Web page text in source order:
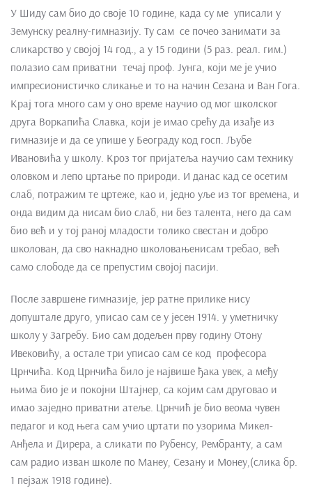
У Шиду сам био до своје 10 године, када су ме уписали у
Земунску реалну-гимназију. Ту сам се почео занимати за
сликарство у својој 14 год., а у 15 години (5 раз. реал. гим.)
полазио сам приватни течај проф. Јунга, који ме је учио
импресионистичко сликање и то на начин Сезана и Ван Гога.
Крај тога много сам у оно време научио од мог школског
друга Воркапића Славка, који је имао срећу да изађе из
гимназије и да се упише у Београду код госп. Љубе
Ивановића у школу. Кроз тог пријатеља научио сам технику
оловком и лепо цртање по природи. И данас кад се осетим
слаб, потражим те цртеже, као и, једно уље из тог времена, и
онда видим да нисам био слаб, ни без талента, него да сам
био већ и у тој раној младости толико свестан и добро
школован, да сво накнадно школовањенисам требао, већ
само слободе да се препустим својој пасији.
После завршене гимназије, јер ратне прилике нису
допуштале друго, уписао сам се у јесен 1914. у уметничку
школу у Загребу. Био сам додељен прву годину Отону
Ивековићу, а остале три уписао сам се код професора
Црнчића. Код Црнчића било је највише ђака увек, а међу
њима био је и покојни Штајнер, са којим сам друговао и
имао заједно приватни атеље. Црнчић је био веома чувен
педагог и код њега сам учио цртати по узорима Микел-
Анђела и Дирера, а сликати по Рубенсу, Рембранту, а сам
сам радио изван школе по Манеу, Сезану и Монеу,(слика бр.
1 пејзаж 1918 године).